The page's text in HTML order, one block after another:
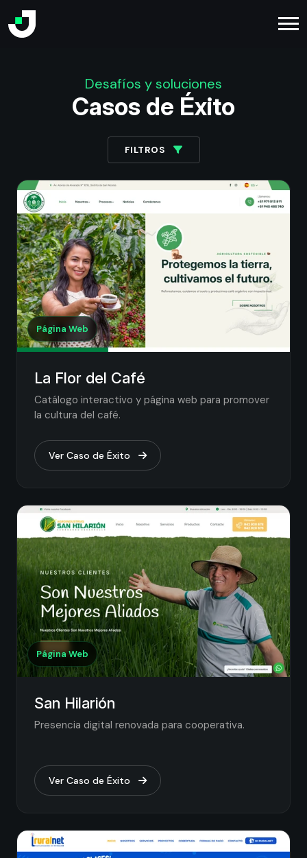
Desafíos y soluciones
Casos de Éxito - Jorge
Casos de Éxito
FILTROS
Página Web
La Flor del Café
Catálogo interactivo y página web para promover
la cultura del café.
Ver Caso de Éxito
Página Web
San Hilarión
Presencia digital renovada para cooperativa.
Ver Caso de Éxito